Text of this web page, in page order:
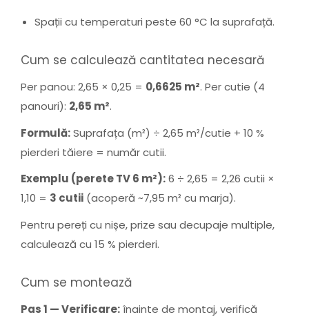
Spații cu temperaturi peste 60 °C la suprafață.
Cum se calculează cantitatea necesară
Per panou: 2,65 × 0,25 = 0,6625 m². Per cutie (4
panouri): 2,65 m².
Formulă:Suprafața (m²) ÷ 2,65 m²/cutie + 10 %
pierderi tăiere = număr cutii.
Exemplu (perete TV 6 m²):6 ÷ 2,65 = 2,26 cutii ×
1,10 = 3 cutii (acoperă ~7,95 m² cu marja).
Pentru pereți cu nișe, prize sau decupaje multiple,
calculează cu 15 % pierderi.
Cum se montează
Pas 1 — Verificare:înainte de montaj, verifică